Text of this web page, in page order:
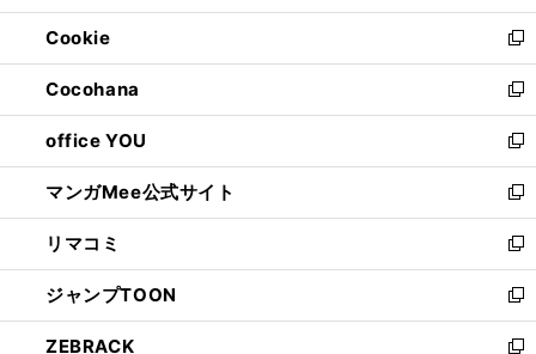
開
く
ウ
で
開
く
ン
ド
ウ
で
開
く
ウ
ィ
ン
ド
ウ
で
開
く
Cookie
新
し
い
ウ
ィ
ン
ド
ウ
で
開
く
Cocohana
新
し
い
ウ
ィ
ン
ド
ウ
で
開
く
office YOU
新
し
い
ウ
ィ
ン
ド
ウ
で
マンガMee公式サイト
新
し
い
ウ
ィ
ン
ド
リマコミ
新
し
い
ウ
ィ
ジャンプTOON
新
し
ZEBRACK